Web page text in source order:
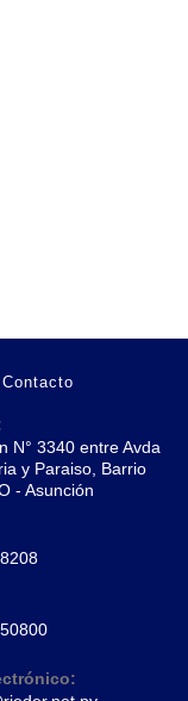
N° 3340 entre Avda
y Paraiso, Barrio
- Asunción